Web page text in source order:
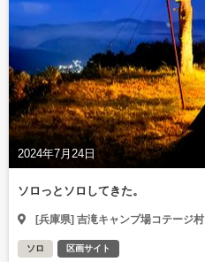
2024年7月24日
ソロっとソロしてきた。
[兵庫県] 吉滝キャンプ場コテージ村
ソロ 区画サイト